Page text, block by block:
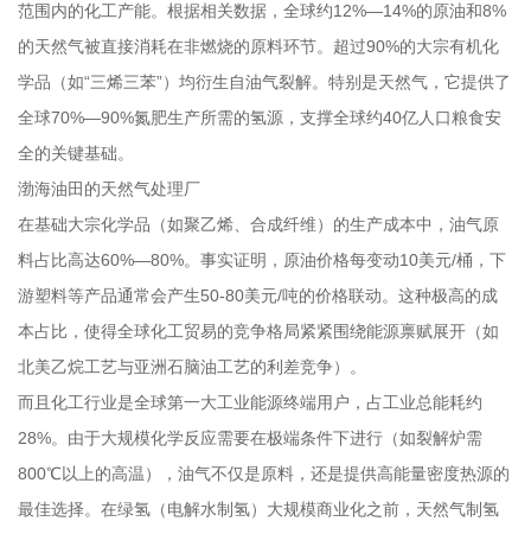
范围内的化工产能。根据相关数据，全球约12%—14%的原油和8%
的天然气被直接消耗在非燃烧的原料环节。超过90%的大宗有机化
学品（如“三烯三苯”）均衍生自油气裂解。特别是天然气，它提供了
全球70%—90%氮肥生产所需的氢源，支撑全球约40亿人口粮食安
全的关键基础。
渤海油田的天然气处理厂
在基础大宗化学品（如聚乙烯、合成纤维）的生产成本中，油气原
料占比高达60%—80%。事实证明，原油价格每变动10美元/桶，下
游塑料等产品通常会产生50-80美元/吨的价格联动。这种极高的成
本占比，使得全球化工贸易的竞争格局紧紧围绕能源禀赋展开（如
北美乙烷工艺与亚洲石脑油工艺的利差竞争）。
而且化工行业是全球第一大工业能源终端用户，占工业总能耗约
28%。由于大规模化学反应需要在极端条件下进行（如裂解炉需
800℃以上的高温），油气不仅是原料，还是提供高能量密度热源的
最佳选择。在绿氢（电解水制氢）大规模商业化之前，天然气制氢